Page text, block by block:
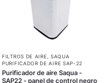
FILTROS DE AIRE, SAQUA
PURIFICADOR DE AIRE SAP-22
Purificador de aire Saqua -
SAP22 - panel de control negro